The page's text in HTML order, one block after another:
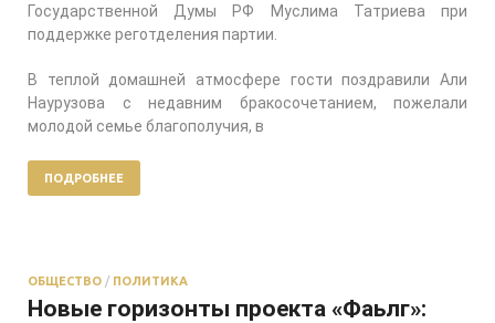
Государственной Думы РФ Муслима Татриева при
поддержке реготделения партии.
В теплой домашней атмосфере гости поздравили Али
Наурузова с недавним бракосочетанием, пожелали
молодой семье благополучия, в
ПОДРОБНЕЕ
ОБЩЕСТВО / ПОЛИТИКА
Новые горизонты проекта «Фаьлг»: